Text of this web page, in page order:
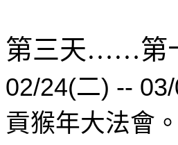
第三天……第
02/24(二) --
貢猴年大法會 。